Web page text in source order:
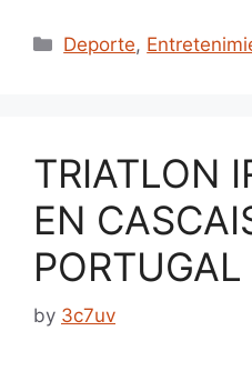
Categories
Deporte,
TRIATLON
EN
PORTUGAL
by 3c7uv